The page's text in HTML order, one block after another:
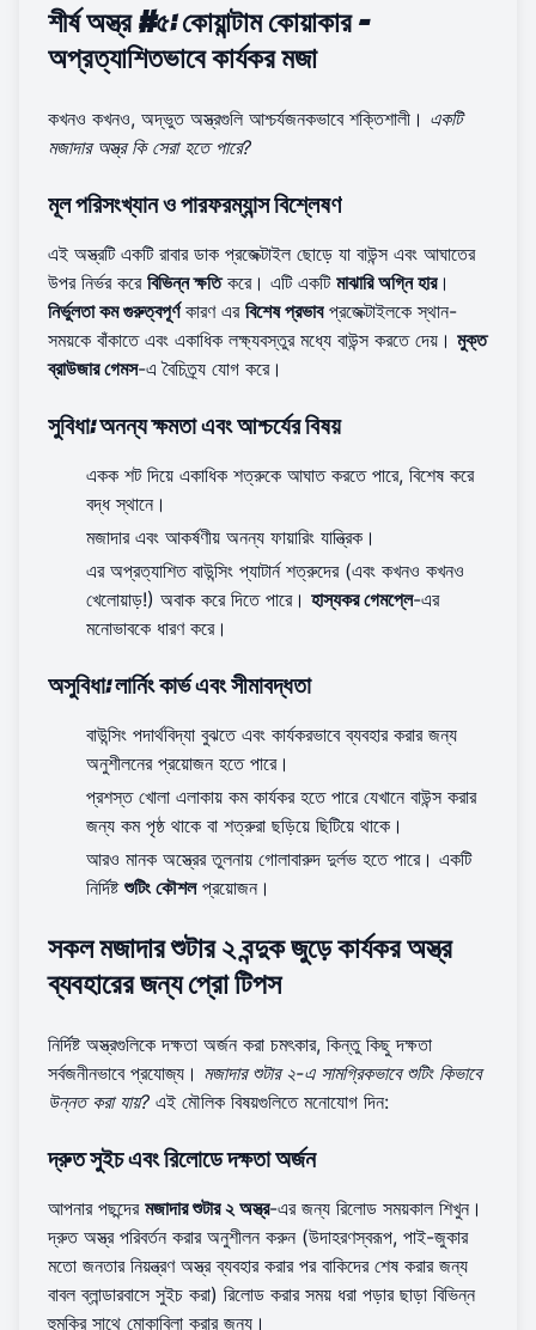
শীর্ষ অস্ত্র #৫: কোয়ান্টাম কোয়াকার -
অপ্রত্যাশিতভাবে কার্যকর মজা
কখনও কখনও, অদ্ভুত অস্ত্রগুলি আশ্চর্যজনকভাবে শক্তিশালী। একটি
মজাদার অস্ত্র কি সেরা হতে পারে?
মূল পরিসংখ্যান ও পারফরম্যান্স বিশ্লেষণ
এই অস্ত্রটি একটি রাবার ডাক প্রজেক্টাইল ছোড়ে যা বাউন্স এবং আঘাতের
উপর নির্ভর করে বিভিন্ন ক্ষতিকরে। এটি একটি মাঝারি অগ্নি হার।
নির্ভুলতা কম গুরুত্বপূর্ণকারণ এর বিশেষ প্রভাবপ্রজেক্টাইলকে স্থান-
সময়কে বাঁকাতে এবং একাধিক লক্ষ্যবস্তুর মধ্যে বাউন্স করতে দেয়। মুক্ত
ব্রাউজার গেমস-এ বৈচিত্র্য যোগ করে।
সুবিধা: অনন্য ক্ষমতা এবং আশ্চর্যের বিষয়
একক শট দিয়ে একাধিক শত্রুকে আঘাত করতে পারে, বিশেষ করে
বদ্ধ স্থানে।
মজাদার এবং আকর্ষণীয় অনন্য ফায়ারিং যান্ত্রিক।
এর অপ্রত্যাশিত বাউন্সিং প্যাটার্ন শত্রুদের (এবং কখনও কখনও
খেলোয়াড়!) অবাক করে দিতে পারে। হাস্যকর গেমপ্লে-এর
মনোভাবকে ধারণ করে।
অসুবিধা: লার্নিং কার্ভ এবং সীমাবদ্ধতা
বাউন্সিং পদার্থবিদ্যা বুঝতে এবং কার্যকরভাবে ব্যবহার করার জন্য
অনুশীলনের প্রয়োজন হতে পারে।
প্রশস্ত খোলা এলাকায় কম কার্যকর হতে পারে যেখানে বাউন্স করার
জন্য কম পৃষ্ঠ থাকে বা শত্রুরা ছড়িয়ে ছিটিয়ে থাকে।
আরও মানক অস্ত্রের তুলনায় গোলাবারুদ দুর্লভ হতে পারে। একটি
নির্দিষ্টশুটিং কৌশলপ্রয়োজন।
সকল মজাদার শুটার ২ বন্দুক জুড়ে কার্যকর অস্ত্র
ব্যবহারের জন্য প্রো টিপস
নির্দিষ্ট অস্ত্রগুলিকে দক্ষতা অর্জন করা চমৎকার, কিন্তু কিছু দক্ষতা
সর্বজনীনভাবে প্রযোজ্য। মজাদার শুটার ২-এ সামগ্রিকভাবে শুটিং কিভাবে
উন্নত করা যায়? এই মৌলিক বিষয়গুলিতে মনোযোগ দিন:
দ্রুত সুইচ এবং রিলোডে দক্ষতা অর্জন
আপনার পছন্দের মজাদার শুটার ২ অস্ত্র-এর জন্য রিলোড সময়কাল শিখুন।
দ্রুত অস্ত্র পরিবর্তন করার অনুশীলন করুন (উদাহরণস্বরূপ, পাই-জুকার
মতো জনতার নিয়ন্ত্রণ অস্ত্র ব্যবহার করার পর বাকিদের শেষ করার জন্য
বাবল ব্লান্ডারবাসে সুইচ করা) রিলোড করার সময় ধরা পড়ার ছাড়া বিভিন্ন
হুমকির সাথে মোকাবিলা করার জন্য।